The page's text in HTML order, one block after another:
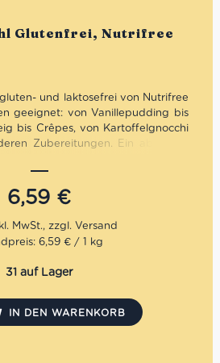
Glutenfrei, Nutrifree
und laktosefrei von Nutrifree
geeignet: von Vanillepudding bis
bis Crêpes, von Kartoffelgnocchi
Zubereitungen. Ein absolutes
6,59 €
6,59 € / 1 kg
31 auf Lager
IN DEN WARENKORB